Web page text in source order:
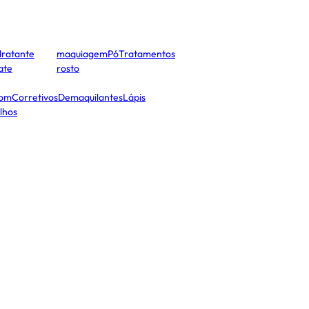
CorretivosDemaquilantesLápis
maquiagemPóTratamentos
rosto